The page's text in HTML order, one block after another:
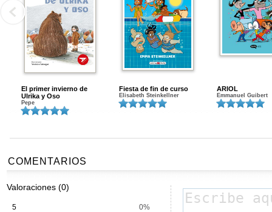
El primer invierno de
Ulrika y Oso
Pepe
Fiesta de fin de curso
Elisabeth Steinkellner
ARIOL
Emmanuel Guibert
COMENTARIOS
Valoraciones (0)
5
0%